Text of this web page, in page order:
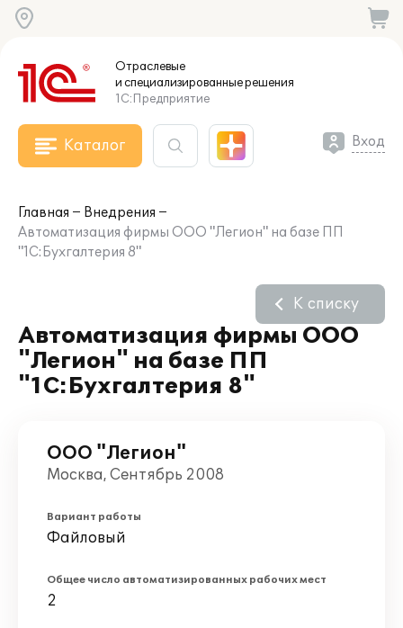
Отраслевые
и специализированныерешения
1С:Предприятие
Каталог Вход
Главная
Внедрения
Автоматизация фирмы ООО "Легион" на базе ПП
"1С:Бухгалтерия 8"
Автоматизация фирмы ООО
"Легион" на базе ПП
"1С:Бухгалтерия 8"
К списку
ООО "Легион"
Москва, Сентябрь 2008
Вариант работы
Файловый
Общее число автоматизированных рабочих мест
2